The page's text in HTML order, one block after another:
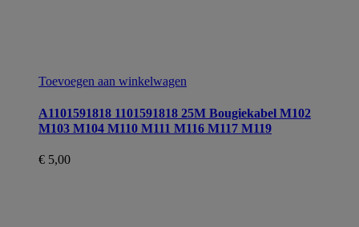
Toevoegen aan winkelwagen
A1101591818 1101591818 25M Bougiekabel M102
M103 M104 M110 M111 M116 M117 M119
€ 5,00